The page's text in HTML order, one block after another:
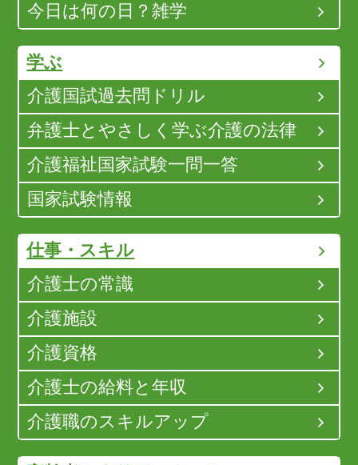
今日は何の日？雑学
学ぶ
介護国試過去問ドリル
弁護士とやさしく学ぶ介護の法律
介護福祉国家試験一問一答
国家試験情報
仕事・スキル
介護士の常識
介護施設
介護資格
介護士の給料と年収
介護職のスキルアップ